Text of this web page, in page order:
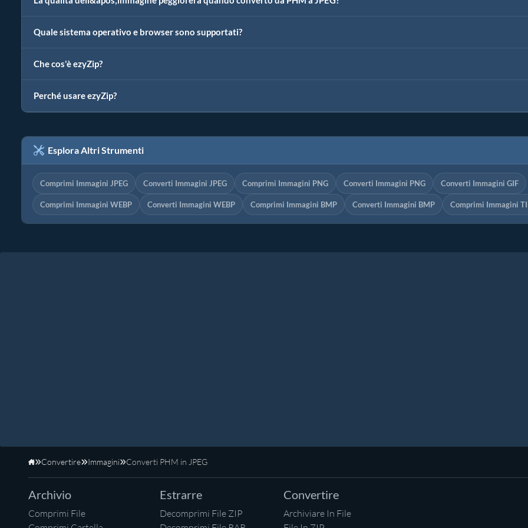
Quale sistema operativo e browser sono supportati?
Che cos'è ezyZip?
Perché usare ezyZip?
Esplora Altri Strumenti
Comprimi Immagini JPEG Converti Immagini JPEG Comprimi Immagini PNG Converti Immagini PNG Converti Immagini GIF
Comprimi Immagini WEBP Converti Immagini WEBP Comprimi Immagini BMP Converti Immagini BMP Comprimi Immagini
Home
Convertire Immagini Converti PHM in JPEG
Archivio
Comprimi File
Estrarre
Decomprimi File ZIP
Convertire
Archiviare In File